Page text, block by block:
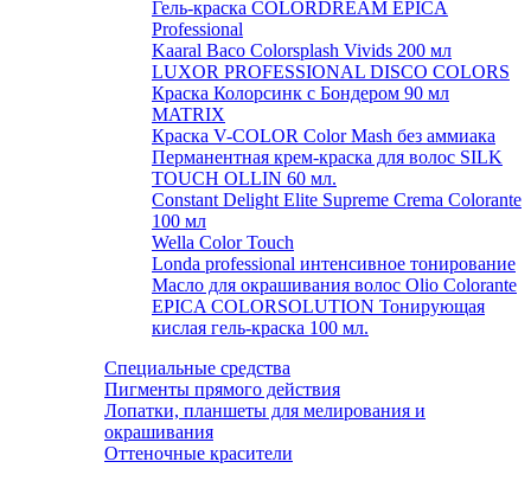
Гель-краска COLORDREAM EPICA
Professional
Kaaral Baco Colorsplash Vivids 200 мл
LUXOR PROFESSIONAL DISCO COLORS
Краска Колорсинк с Бондером 90 мл
MATRIX
Краска V-COLOR Color Mash без аммиака
Перманентная крем-краска для волос SILK
TOUCH OLLIN 60 мл.
Constant Delight Elite Supreme Crema Colorante
100 мл
Wella Color Touch
Londa professional интенсивное тонирование
Масло для окрашивания волос Olio Colorante
EPICA COLORSOLUTION Тонирующая
кислая гель-краска 100 мл.
Специальные средства
Пигменты прямого действия
Лопатки, планшеты для мелирования и
окрашивания
Оттеночные красители